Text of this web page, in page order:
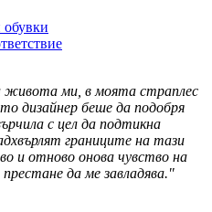
ми, в моята страплес
дизайнер беше да подобря
с цел да подтикна
границите на тази
и отново онова чувство на
да ме завладява."